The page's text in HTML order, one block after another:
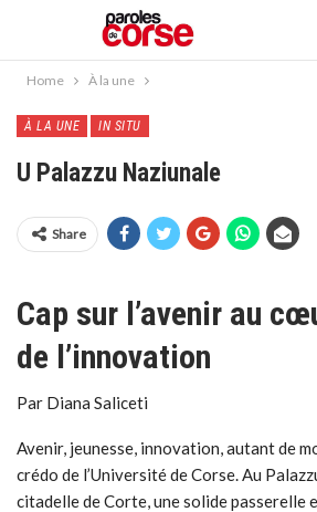
Home À la une
À LA UNE IN SITU
U Palazzu Naziunale
Share
Cap sur l’avenir au
de l’innovation
Par Diana Saliceti
Avenir, jeunesse, innovation, autant de
crédo de l’Université de Corse. Au
citadelle de Corte, une solide passerelle